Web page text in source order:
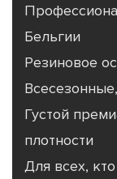
Бельгии
Резиновое
Густой
плотности
Для всех,